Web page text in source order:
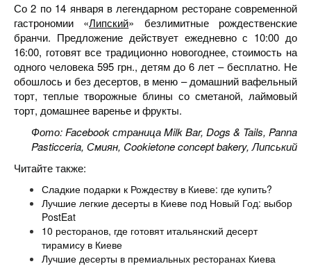
Со 2 по 14 января в легендарном ресторане современной
гастрономии «Липский» безлимитные рождественские
бранчи. Предложение действует ежедневно с 10:00 до
16:00, готовят все традиционно новогоднее, стоимость на
одного человека 595 грн., детям до 6 лет – бесплатно. Не
обошлось и без десертов, в меню – домашний вафельный
торт, теплые творожные блины со сметаной, лаймовый
торт, домашнее варенье и фрукты.
Фото: Facebook страница Milk Bar, Dogs & Tails, Panna
Pasticceria, Смиян, Cookietone concept bakery, Липський
Читайте также:
Сладкие подарки к Рождеству в Киеве: где купить?
Лучшие легкие десерты в Киеве под Новый Год: выбор
PostEat
10 ресторанов, где готовят итальянский десерт
тирамису в Киеве
Лучшие десерты в премиальных ресторанах Киева